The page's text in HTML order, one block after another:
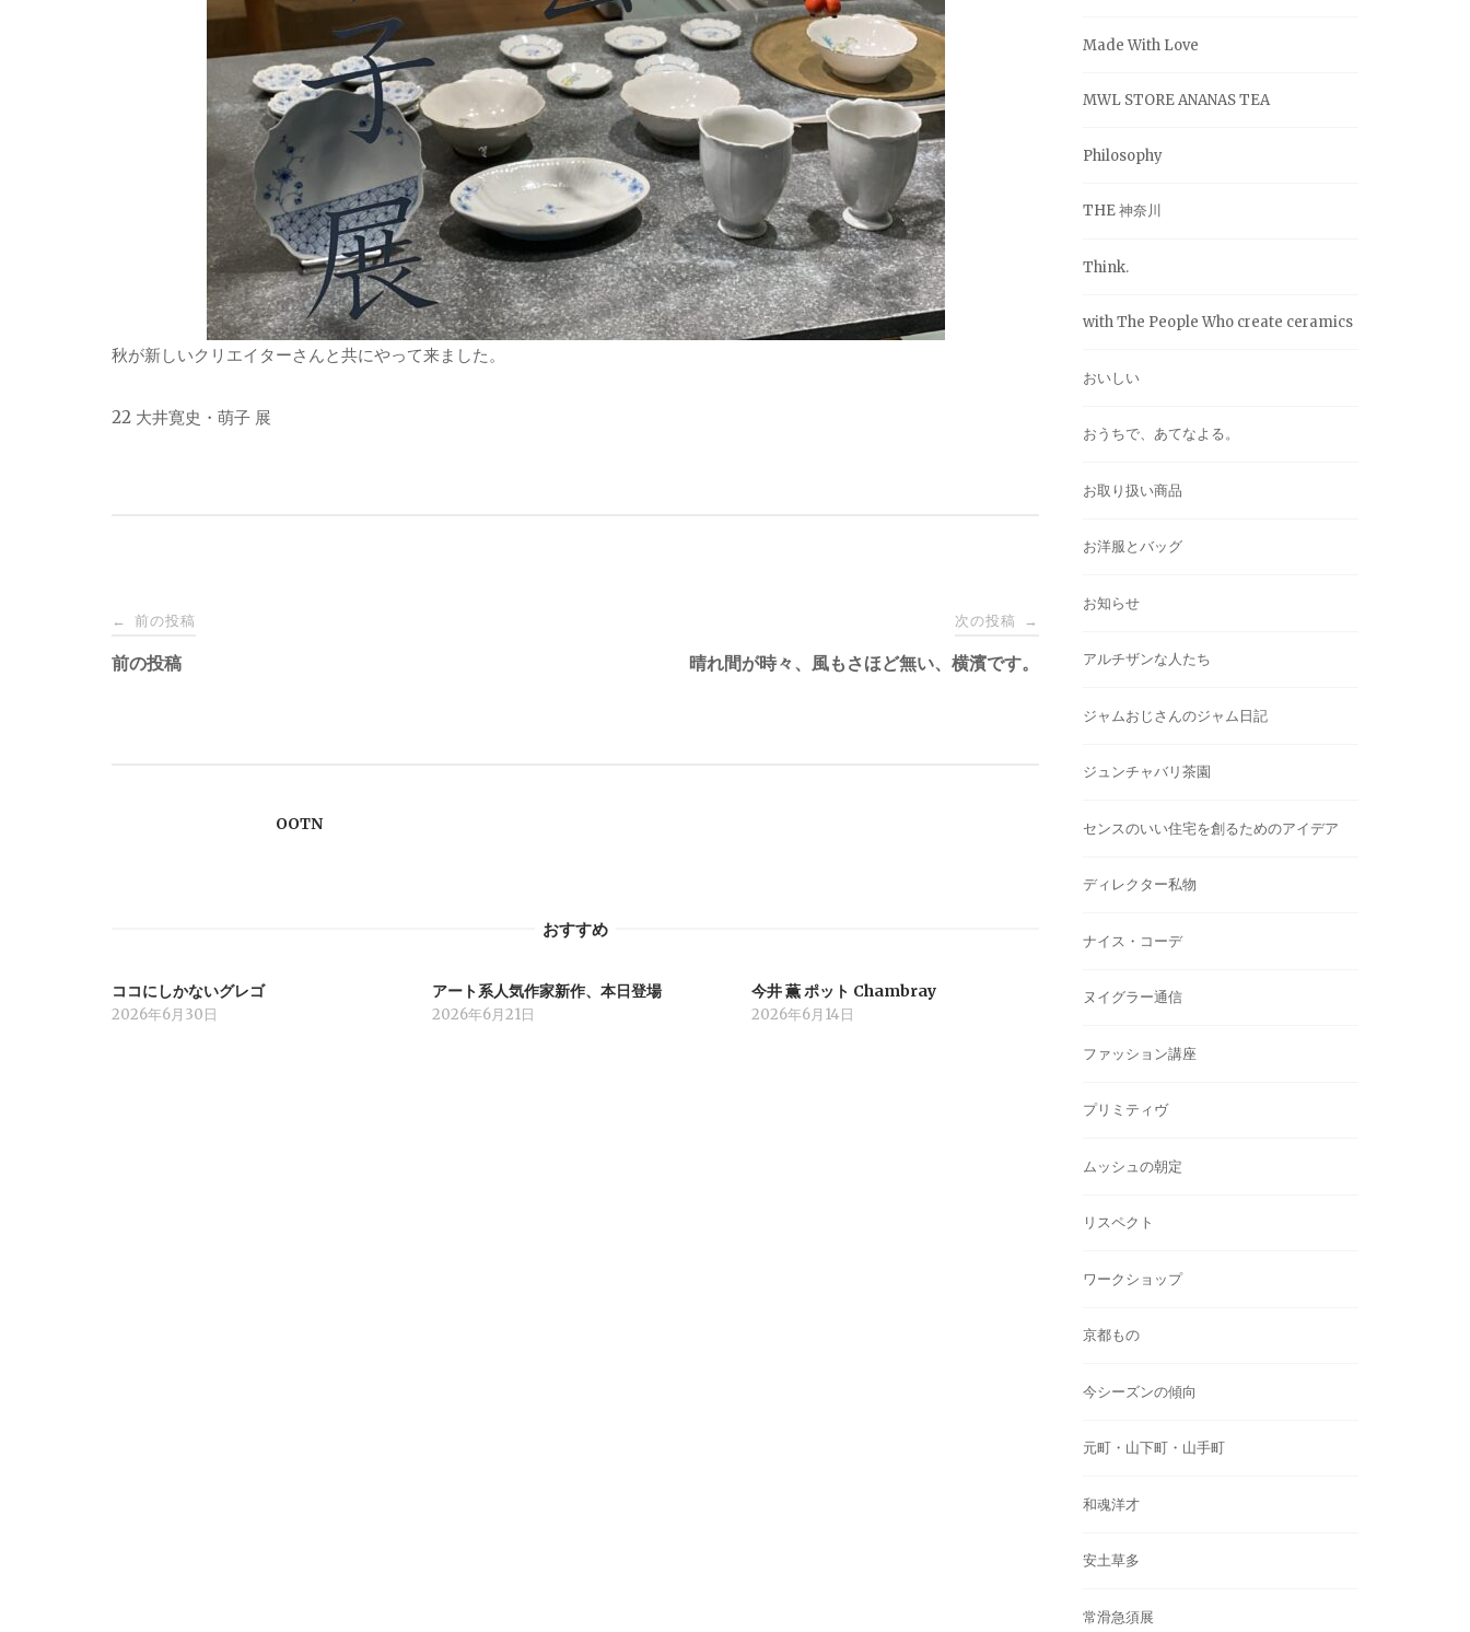
秋が新しいクリエイターさんと共にやって来ました。
22 大井寛史・萌子 展
投
稿
ョ
← 前の投稿
前の投稿
次の投稿 →
晴れ間が時々、風もさほど無い、横濱です。
OOTN
おすすめ
ココにしかないグレゴ
2026年6月30日
アート系人気作家新作、本日登場
2026年6月21日
今井 薫 ポット Chambray
2026年6月14日
Made With Love
MWL STORE ANANAS TEA
Philosophy
THE 神奈川
Think.
with The People Who create ceramics
おいしい
おうちで、あてなよる。
お取り扱い商品
お洋服とバッグ
お知らせ
アルチザンな人たち
ジャムおじさんのジャム日記
ジュンチャバリ茶園
センスのいい住宅を創るためのアイデア
ディレクター私物
ナイス・コーデ
ヌイグラー通信
ファッション講座
プリミティヴ
ムッシュの朝定
リスペクト
ワークショップ
京都もの
今シーズンの傾向
元町・山下町・山手町
和魂洋才
安土草多
常滑急須展